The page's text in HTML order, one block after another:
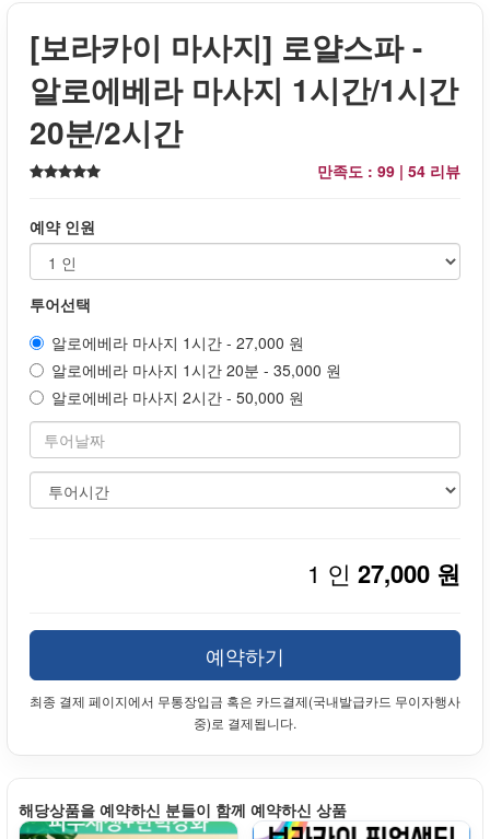
[보라카이 마사지] 로얄스파 -
알로에베라 마사지 1시간/1시간
20분/2시간
만족도 : 99 | 54 리뷰
예약 인원
투어선택
알로에베라 마사지 1시간 - 27,000 원
알로에베라 마사지 1시간 20분 - 35,000 원
알로에베라 마사지 2시간 - 50,000 원
1 인 27,000 원
예약하기
최종 결제 페이지에서 무통장입금 혹은 카드결제(국내발급카드 무이자행사
중)로 결제됩니다.
해당상품을 예약하신 분들이 함께 예약하신 상품